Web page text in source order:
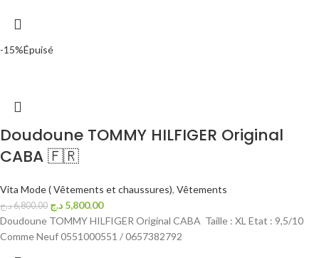
-15%Épuisé
Doudoune TOMMY HILFIGER Original
CABA 🇫🇷
Vita Mode ( Vêtements et chaussures), Vêtements
6,800.00د.ج 5,800.00 د.ج
Doudoune TOMMY HILFIGER Original CABA Taille : XL Etat : 9,5/10
Comme Neuf 0551000551 / 0657382792